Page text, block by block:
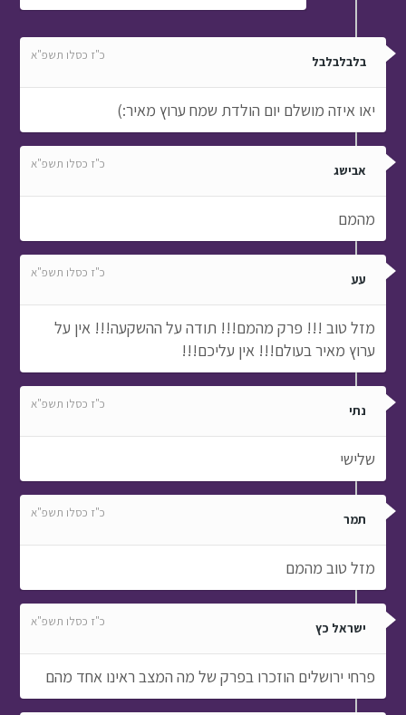
בלבלבלבל כ"ז כסלו תשפ"א
יאו איזה מושלם יום הולדת שמח ערוץ מאיר:)
אבישג כ"ז כסלו תשפ"א
מהמם
עע כ"ז כסלו תשפ"א
מזל טוב !!! פרק מהמם!!! תודה על ההשקעה!!! אין על
ערוץ מאיר בעולם!!! אין עליכם!!!
נתי כ"ז כסלו תשפ"א
שלישי
תמר כ"ז כסלו תשפ"א
מזל טוב מהמם
ישראל כץ כ"ז כסלו תשפ"א
פרחי ירושלים הוזכרו בפרק של מה המצב ראינו אחד מהם